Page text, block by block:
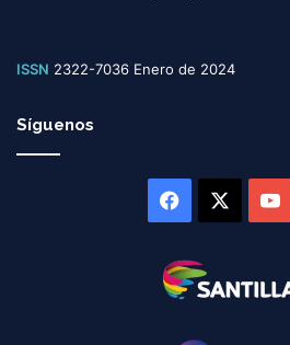
ISSN 2322-7036 Enero de 2024
Síguenos
Facebook